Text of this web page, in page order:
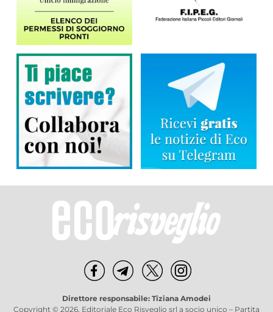
Direttore responsabile: Tiziana Amodei
Copyright © 2026, Editoriale Eco Risveglio srl a socio unico – Partita